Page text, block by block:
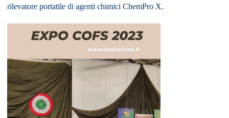
rilevatore portatile di agenti chimici ChemPro X.